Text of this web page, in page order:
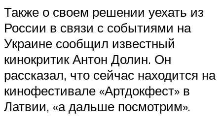
Также о своем решении уехать из
России в связи с событиями на
Украине сообщил известный
кинокритик Антон Долин. Он
рассказал, что сейчас находится на
кинофестивале «Артдокфест» в
Латвии, «а дальше посмотрим».